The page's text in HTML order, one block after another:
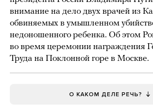
внимание на дело двух врачей из
обвиняемых в умышленном
недоношенного ребенка. Об этом
во время церемонии награждения
Труда на Поклонной горе в Москве.
О КАКОМ ДЕЛЕ РЕЧЬ?